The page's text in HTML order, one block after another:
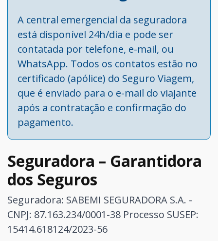
A central emergencial da seguradora
está disponível 24h/dia e pode ser
contatada por telefone, e-mail, ou
WhatsApp. Todos os contatos estão no
certificado (apólice) do Seguro Viagem,
que é enviado para o e-mail do viajante
após a contratação e confirmação do
pagamento.
Seguradora – Garantidora
dos Seguros
Seguradora: SABEMI SEGURADORA S.A. -
CNPJ: 87.163.234/0001-38 Processo SUSEP:
15414.618124/2023-56